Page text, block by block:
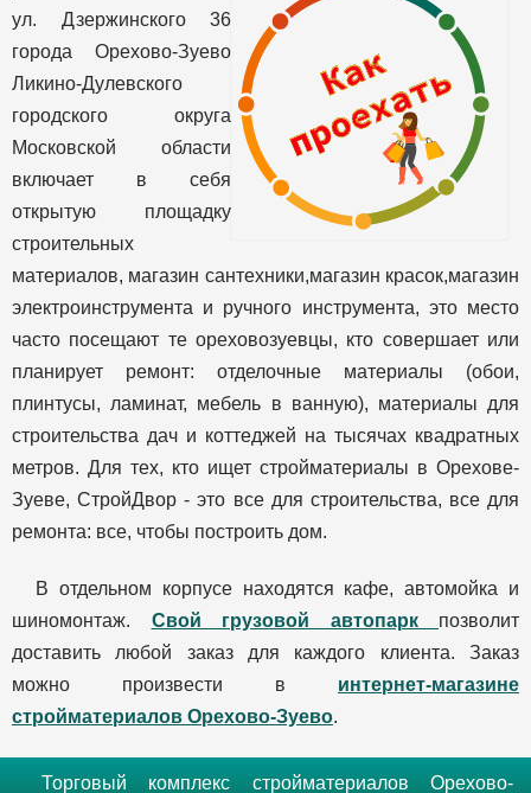
ул. Дзержинского 36
города Орехово-Зуево
Ликино-Дулевского
городского округа
Московской области
включает в себя
открытую площадку
строительных
материалов, магазин сантехники,магазин красок,магазин
электроинструмента и ручного инструмента, это место
часто посещают те ореховозуевцы, кто совершает или
планирует ремонт: отделочные материалы (обои,
плинтусы, ламинат, мебель в ванную), материалы для
строительства дач и коттеджей на тысячах квадратных
метров. Для тех, кто ищет стройматериалы в Орехове-
Зуеве, СтройДвор - это все для строительства, все для
ремонта: все, чтобы построить дом.
В отдельном корпусе находятся кафе, автомойка и
шиномонтаж. Свой грузовой автопарк позволит
доставить любой заказ для каждого клиента. Заказ
можно произвести в интернет-магазине
стройматериалов Орехово-Зуево.
Торговый комплекс стройматериалов Орехово-